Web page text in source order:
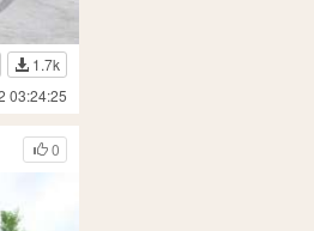
1.7k
03:24:25
0